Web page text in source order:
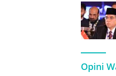
Opini